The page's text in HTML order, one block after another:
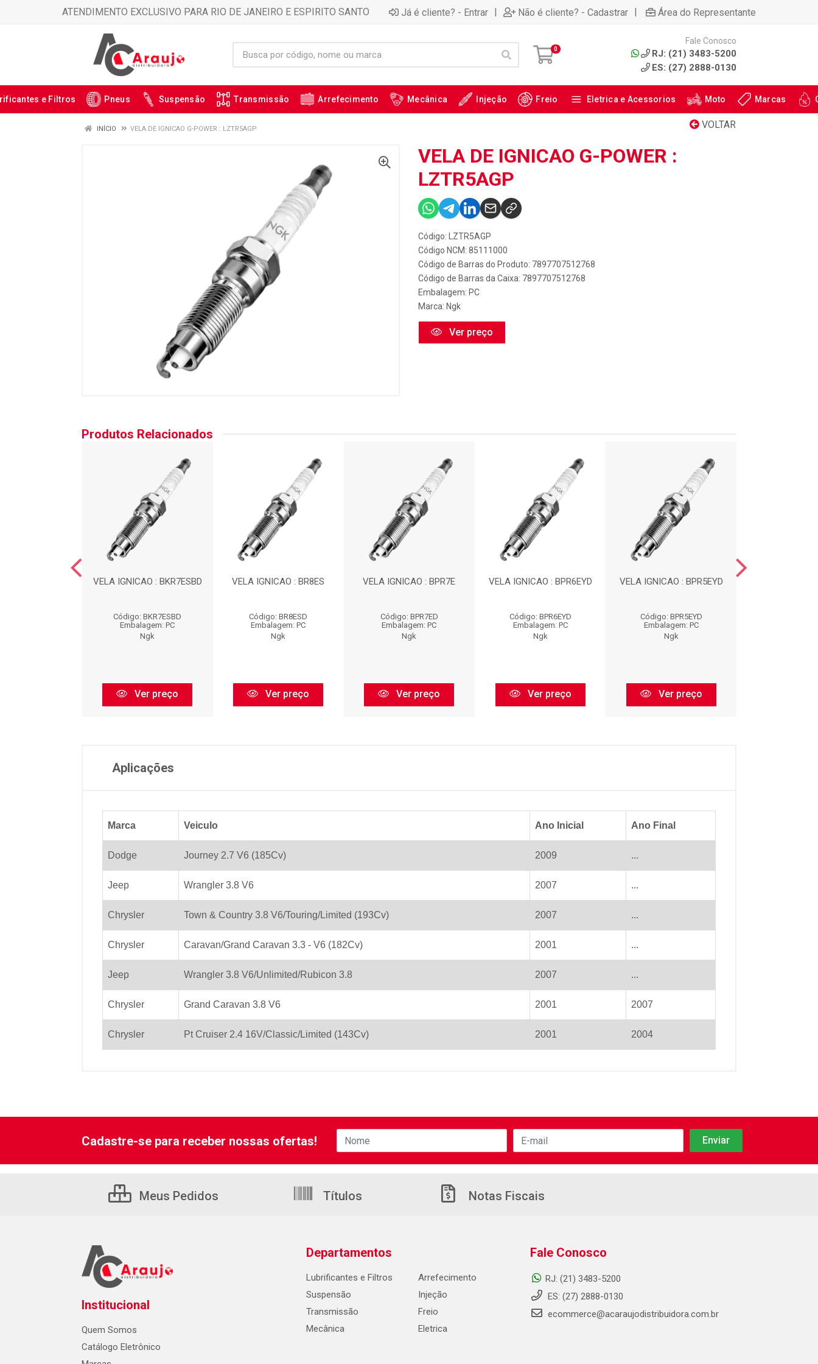
ATENDIMENTO EXCLUSIVO PARA RIO DE JANEIRO E ESPIRITO SANTO Já é cliente? - Entrar | Não é cliente? - Cadastrar | Área do Representante
0
Fale Conosco
RJ: (21) 3483-5200
ES: (27) 2888-0130
e Filtros Pneus Suspensão Transmissão Arrefecimento Mecânica Injeção Freio Eletrica e Acessorios Moto Marcas
VOLTAR
INÍCIO VELA DE IGNICAO G-POWER : LZTR5AGP
VELA DE IGNICAO G-POWER :
LZTR5AGP
Código: LZTR5AGP
Código NCM: 85111000
Código de Barras do Produto: 7897707512768
Código de Barras da Caixa: 7897707512768
Embalagem: PC
Marca: Ngk
Ver preço
Produtos Relacionados
VELA IGNICAO : BKR7ESBD
Código: BKR7ESBD
Embalagem: PC
Ngk
Ver preço
VELA IGNICAO : BR8ES
Código: BR8ESD
Embalagem: PC
Ngk
Ver preço
VELA IGNICAO : BPR7E
Código: BPR7ED
Embalagem: PC
Ngk
Ver preço
VELA IGNICAO : BPR6EYD
Código: BPR6EYD
Embalagem: PC
Ngk
Ver preço
VELA IGNICAO : BPR5EYD
Código: BPR5EYD
Embalagem: PC
Ngk
Ver preço
Aplicações
Marca Veiculo Ano Inicial Ano Final
Dodge Journey 2.7 V6 (185Cv) 2009 ...
Jeep Wrangler 3.8 V6 2007 ...
Chrysler Town & Country 3.8 V6/Touring/Limited (193Cv) 2007 ...
Chrysler Caravan/Grand Caravan 3.3 - V6 (182Cv) 2001 ...
Jeep Wrangler 3.8 V6/Unlimited/Rubicon 3.8 2007 ...
Chrysler Grand Caravan 3.8 V6 2001 2007
Chrysler Pt Cruiser 2.4 16V/Classic/Limited (143Cv) 2001 2004
Cadastre-se para receber nossas ofertas!
Meus Pedidos Títulos Notas Fiscais
Institucional
Quem Somos
Catálogo Eletrônico
Departamentos
Lubrificantes e Filtros
Suspensão
Transmissão
Mecânica
Arrefecimento
Injeção
Freio
Eletrica
Fale Conosco
RJ: (21) 3483-5200
ES: (27) 2888-0130
ecommerce@acaraujodistribuidora.com.br